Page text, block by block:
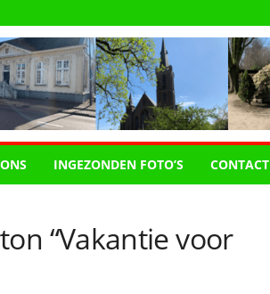
INGEZONDEN FOTO’S CONTACT
“Vakantie voor